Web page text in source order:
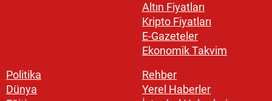
Altın Fiyatları
Kripto Fiyatları
E-Gazeteler
Ekonomik Takvim
Politika
Dünya
Rehber
Yerel Haberler